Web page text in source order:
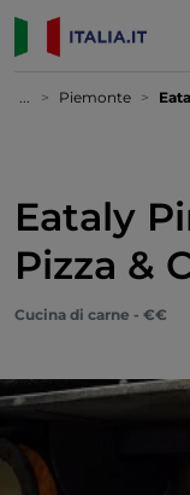
... Piemonte
Eataly
Pizza &
Cucina di carne - €€